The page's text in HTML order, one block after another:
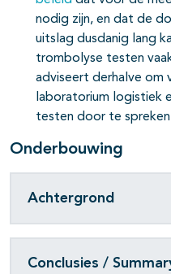
nodig zijn, en dat de
uitslag dusdanig lang
trombolyse testen
adviseert derhalve om
laboratorium logistiek
testen door te
Onderbouwing
Achtergrond
Conclusies /